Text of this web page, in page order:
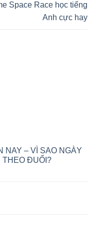
Space Race học tiếng
Anh cực hay
NAY – VÌ SAO NGÀY
THEO ĐUỔI?